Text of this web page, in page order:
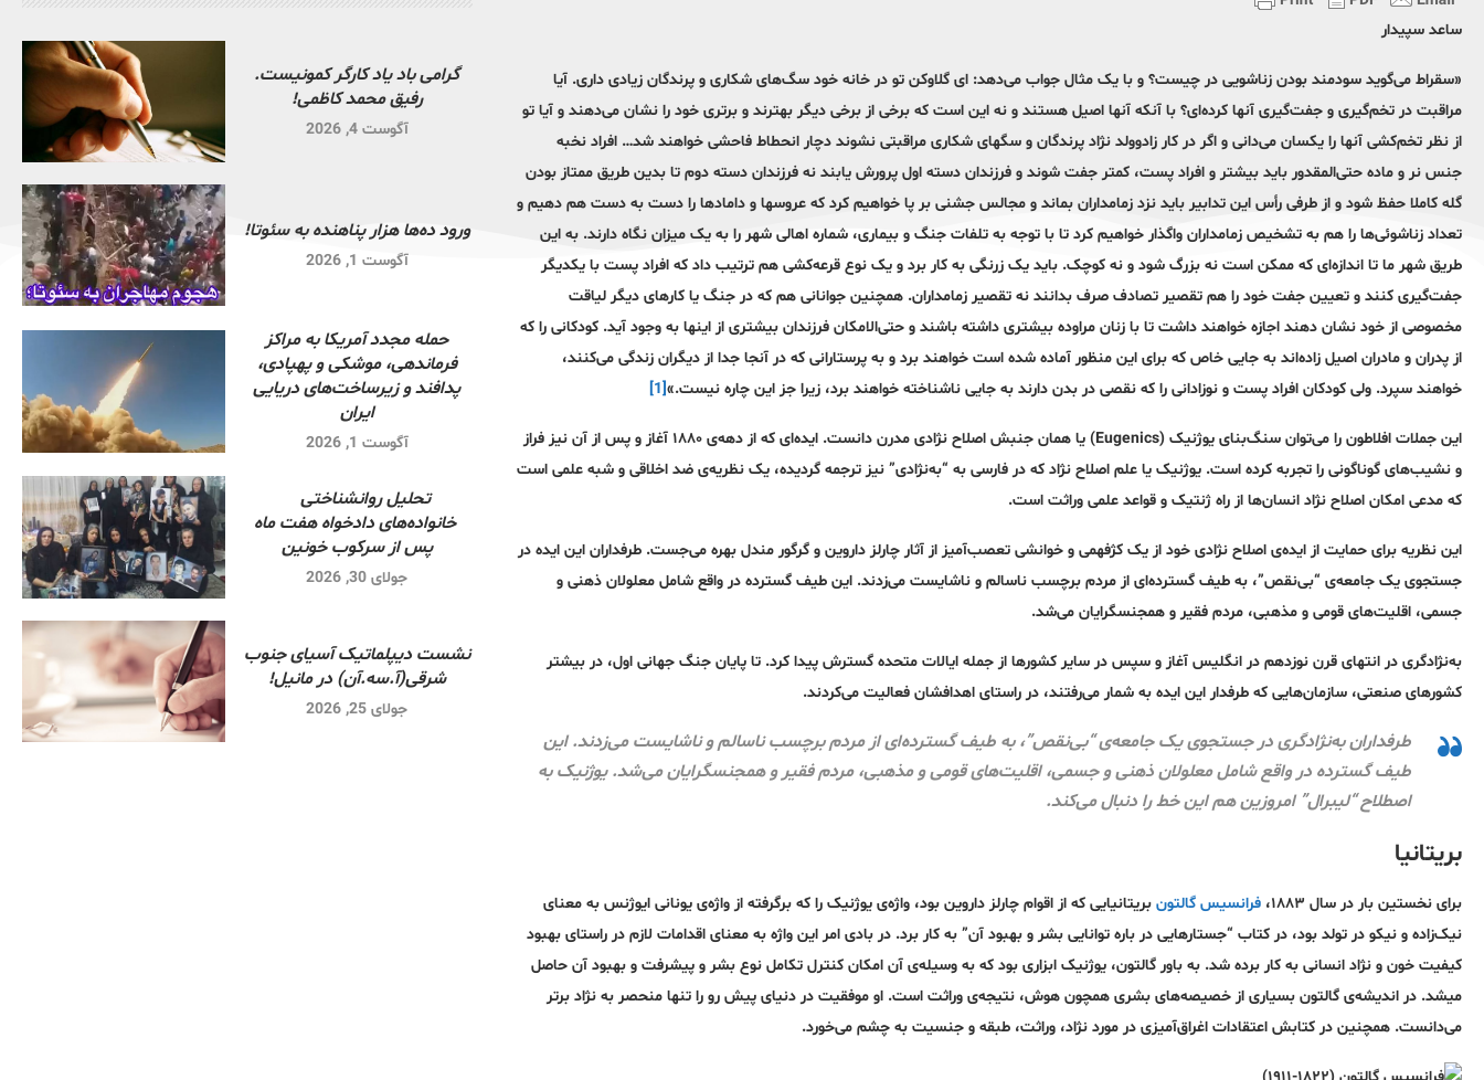
ساعد سپیدار
«سقراط می‌گوید سودمند بودن زناشویی در چیست؟ و با یک مثال جواب می‌دهد: ای گلاوکن تو در خانه خود سگ‌های شکاری و پرندگان زیادی داری. آیا
مراقبت در تخم‌گیری و جفت‌گیری آنها کرده‌ای؟ با آنکه آنها اصیل هستند و نه این است که برخی از برخی دیگر بهترند و برتری خود را نشان می‌دهند و آیا تو
از نظر تخم‌کشی آنها را یکسان می‌دانی و اگر در کار زادوولد نژاد پرندگان و سگهای شکاری مراقبتی نشوند دچار انحطاط فاحشی خواهند شد… افراد نخبه
جنس نر و ماده حتی‌المقدور باید بیشتر و افراد پست، کمتر جفت شوند و فرزندان دسته اول پرورش یابند نه فرزندان دسته دوم تا بدین طریق ممتاز بودن
گله کاملا حفظ شود و از طرفی رأس این تدابیر باید نزد زمامداران بماند و مجالس جشنی بر پا خواهیم کرد که عروسها و دامادها را دست به دست هم دهیم و
تعداد زناشوئی‌ها را هم به تشخیص زمامداران واگذار خواهیم کرد تا با توجه به تلفات جنگ و بیماری، شماره اهالی شهر را به یک میزان نگاه دارند. به این
طریق شهر ما تا اندازه‌ای که ممکن است نه بزرگ شود و نه کوچک. باید یک زرنگی به کار برد و یک نوع قرعه‌کشی هم ترتیب داد که افراد پست با یکدیگر
جفت‌گیری کنند و تعیین جفت خود را هم تقصیر تصادف صرف بدانند نه تقصیر زمامداران. همچنین جوانانی هم که در جنگ یا کارهای دیگر لیاقت
مخصوصی از خود نشان دهند اجازه خواهند داشت تا با زنان مراوده بیشتری داشته باشند و حتی‌الامکان فرزندان بیشتری از اینها به وجود آید. کودکانی را که
از پدران و مادران اصیل زاده‌اند به جایی خاص که برای این منظور آماده شده است خواهند برد و به پرستارانی که در آنجا جدا از دیگران زندگی می‌کنند،
خواهند سپرد. ولی کودکان افراد پست و نوزادانی را که نقصی در بدن دارند به جایی ناشناخته خواهند برد، زیرا جز این چاره نیست.»[1]
این جملات افلاطون را می‌توان سنگ‌بنای یوژنیک (Eugenics) یا همان جنبش اصلاح نژادی مدرن دانست. ایده‌ای که از دهه‌ی ۱۸۸۰ آغاز و پس از آن نیز فراز
و نشیب‌های گوناگونی را تجربه کرده است. یوژنیک یا علم اصلاح نژاد که در فارسی به “به‌نژادی” نیز ترجمه گردیده، یک نظریه‌ی ضد اخلاقی و شبه علمی است
که مدعی امکان اصلاح نژاد انسان‌ها از راه ژنتیک و قواعد علمی وراثت است.
این نظریه برای حمایت از ایده‌ی اصلاح نژادی خود از یک کژفهمی و خوانشی تعصب‌آمیز از آثار چارلز داروین و گرگور مندل بهره می‌جست. طرفداران این ایده در
جستجوی یک جامعه‌ی “بی‌نقص”، به طیف گسترده‌ای از مردم برچسب ناسالم و ناشایست می‌زدند. این طیف گسترده در واقع شامل معلولان ذهنی و
جسمی، اقلیت‌های قومی و مذهبی، مردم فقیر و همجنسگرایان می‌شد.
به‌نژادگری در انتهای قرن نوزدهم در انگلیس آغاز و سپس در سایر کشورها از جمله ایالات متحده گسترش پیدا کرد. تا پایان جنگ جهانی اول، در بیشتر
کشورهای صنعتی، سازمان‌هایی که طرفدار این ایده به شمار می‌رفتند، در راستای اهدافشان فعالیت می‌کردند.
طرفداران به‌نژادگری در جستجوی یک جامعه‌ی “بی‌نقص”، به طیف گسترده‌ای از مردم برچسب ناسالم و ناشایست می‌زدند. این
طیف گسترده در واقع شامل معلولان ذهنی و جسمی، اقلیت‌های قومی و مذهبی، مردم فقیر و همجنسگرایان می‌شد. یوژنیک به
اصطلاح “لیبرال” امروزین هم این خط را دنبال می‌کند.
بریتانیا
برای نخستین بار در سال ۱۸۸۳، فرانسیس گالتون بریتانیایی که از اقوام چارلز داروین بود، واژه‌ی یوژنیک را که برگرفته از واژه‌ی یونانی ایوژنس به معنای
نیک‌زاده و نیکو در تولد بود، در کتاب “جستارهایی در باره توانایی بشر و بهبود آن” به کار برد. در بادی امر این واژه به معنای اقدامات لازم در راستای بهبود
کیفیت خون و نژاد انسانی به کار برده شد. به باور گالتون، یوژنیک ابزاری بود که به وسیله‌ی آن امکان کنترل تکامل نوع بشر و پیشرفت و بهبود آن حاصل
میشد. در اندیشه‌ی گالتون بسیاری از خصیصه‌های بشری همچون هوش، نتیجه‌ی وراثت است. او موفقیت در دنیای پیش رو را تنها منحصر به نژاد برتر
می‌دانست. همچنین در کتابش اعتقادات اغراق‌آمیزی در مورد نژاد، وراثت، طبقه و جنسیت به چشم می‌خورد.
گرامی باد یاد کارگر کمونیست.
رفیق محمد کاظمی!
آگوست 4, 2026
ورود ده‌ها هزار پناهنده به سئوتا!
آگوست 1, 2026
حمله مجدد آمریکا به مراکز
فرماندهی، موشکی و پهپادی،
پدافند و زیرساخت‌های دریایی
ایران
آگوست 1, 2026
تحلیل روانشناختی
خانواده‌های دادخواه هفت ماه
پس از سرکوب خونین
جولای 30, 2026
نشست دیپلماتیک آسیای جنوب
شرقی‌(آ.سه.آن) در مانیل!
جولای 25, 2026